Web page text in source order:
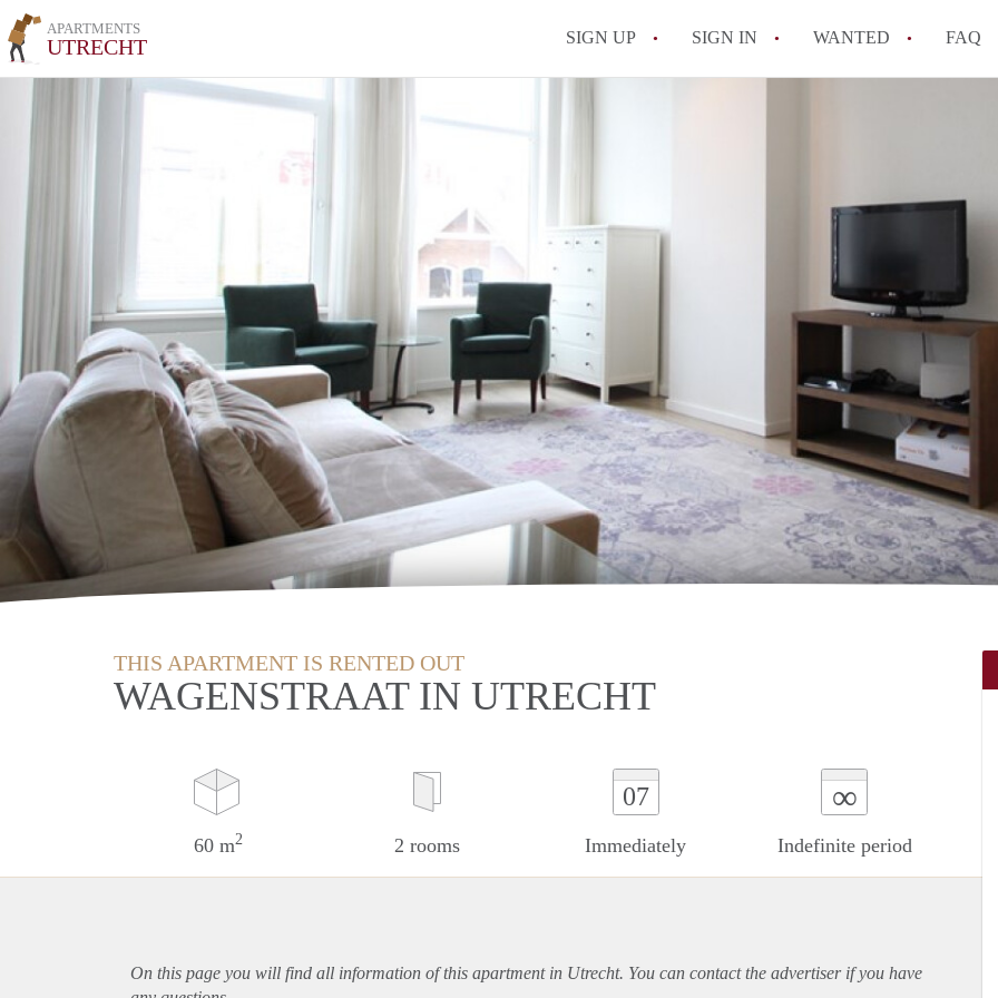
APARTMENTS
UTRECHT SIGN UP SIGN IN WANTED FAQ
THIS APARTMENT IS RENTED OUT
WAGENSTRAAT IN UTRECHT
60 m2 2 rooms
07
Immediately
∞
Indefinite period
On this page you will find all information of this apartmentin Utrecht. You can contact the advertiser if you have